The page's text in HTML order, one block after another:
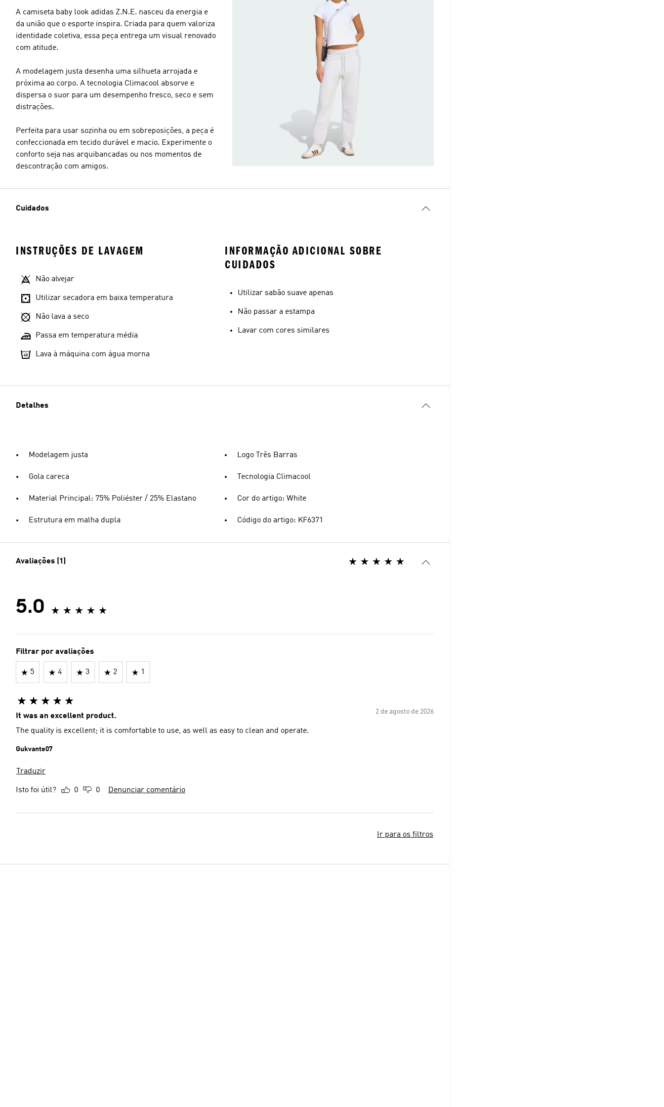
A camiseta baby look adidas Z.N.E. nasceu da energia e
da união que o esporte inspira. Criada para quem valoriza
identidade coletiva, essa peça entrega um visual renovado
com atitude.
A modelagem justa desenha uma silhueta arrojada e
próxima ao corpo. A tecnologia Climacool absorve e
dispersa o suor para um desempenho fresco, seco e sem
distrações.
Perfeita para usar sozinha ou em sobreposições, a peça é
confeccionada em tecido durável e macio. Experimente o
conforto seja nas arquibancadas ou nos momentos de
descontração com amigos.
Cuidados
INSTRUÇÕES DE LAVAGEM
Não alvejar
Utilizar secadora em baixa temperatura
Não lava a seco
Passa em temperatura média
Lava à máquina com água morna
INFORMAÇÃO ADICIONAL SOBRE
CUIDADOS
Utilizar sabão suave apenas
Não passar a estampa
Lavar com cores similares
Detalhes
Modelagem justa
Gola careca
Material Principal: 75% Poliéster / 25% Elastano
Estrutura em malha dupla
Logo Três Barras
Tecnologia Climacool
Cor do artigo: White
Código do artigo: KF6371
Avaliações (1)
5.0
Filtrar por avaliações
5 4 3 2 1
2 de agosto de 2026
It was an excellent product.
The quality is excellent; it is comfortable to use, as well as easy to clean and operate.
Gukvante07
Traduzir
Isto foi útil? 0 0 Denunciar comentário
Ir para os filtros